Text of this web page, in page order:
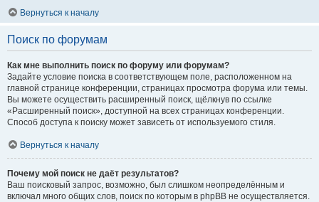
Вернуться к началу
Поиск по форумам
Как мне выполнить поиск по форуму или форумам?
Задайте условие поиска в соответствующем поле, расположенном на
главной странице конференции, страницах просмотра форума или темы.
Вы можете осуществить расширенный поиск, щёлкнув по ссылке
«Расширенный поиск», доступной на всех страницах конференции.
Способ доступа к поиску может зависеть от используемого стиля.
Вернуться к началу
Почему мой поиск не даёт результатов?
Ваш поисковый запрос, возможно, был слишком неопределённым и
включал много общих слов, поиск по которым в phpBB не осуществляется.